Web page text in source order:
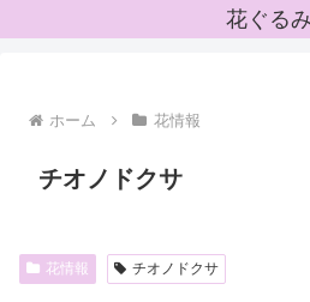
花ぐるみ
ホーム 花情報
チオノドクサ
花情報 チオノドクサ